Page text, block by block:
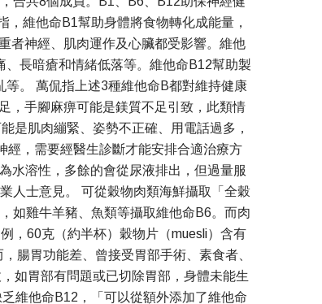
維他命B1幫助身體將食物轉化成能量，
者神經、肌肉運作及心臟都受影響。維他
長暗瘡和情緒低落等。維他命B12幫助製
。 萬侃指上述3種維他命B都對維持健康
，手腳麻痹可能是鎂質不足引致，此類情
是肌肉繃緊、姿勢不正確、用電話過多，
，需要經醫生診斷才能安排合適治療方
水溶性，多餘的會從尿液排出，但過量服
人士意見。 可從穀物肉類海鮮攝取「全穀
如雞牛羊豬、魚類等攝取維他命B6。而肉
，60克（約半杯）穀物片（muesli）含有
腸胃功能差、曾接受胃部手術、素食者、
如胃部有問題或已切除胃部，身體未能生
維他命B12，「可以從額外添加了維他命